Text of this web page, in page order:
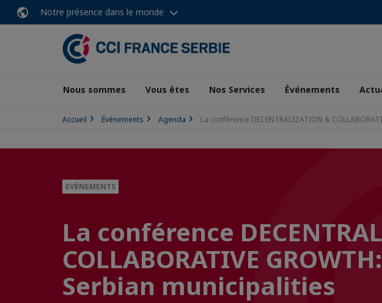
Notre présence dans le monde
Nous sommes Vous êtes Nos Services Événements
Accueil Événements Agenda La conférence DECENTRALIZATION &
EVÈNEMENTS
La conférence
COLLABORATIVE
Serbian municipalities